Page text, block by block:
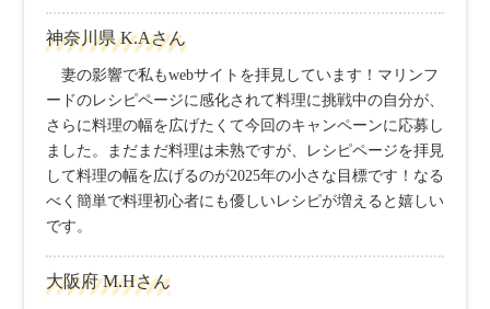
神奈川県 K.Aさん
妻の影響で私もwebサイトを拝見しています！マリンフ
ードのレシピページに感化されて料理に挑戦中の自分が、
さらに料理の幅を広げたくて今回のキャンペーンに応募し
ました。まだまだ料理は未熟ですが、レシピページを拝見
して料理の幅を広げるのが2025年の小さな目標です！なる
べく簡単で料理初心者にも優しいレシピが増えると嬉しい
です。
大阪府 M.Hさん